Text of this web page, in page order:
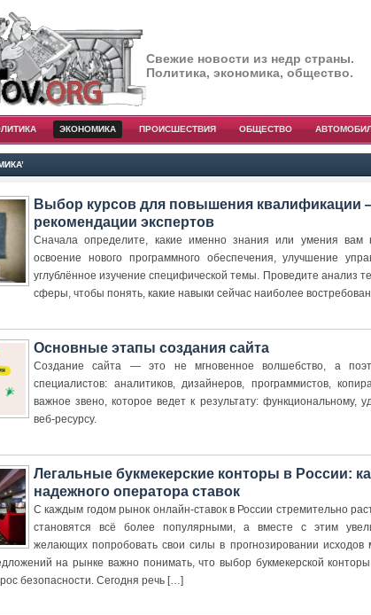
Свежие новости из недр страны.
Политика, экономика, общество.
ЭКОНОМИКА ПРОИСШЕСТВИЯ ОБЩЕСТВО
Выбор курсов для повышения квалификации
рекомендации экспертов
Сначала определите, какие именно знания или умения
освоение нового программного обеспечения, улучшение
углублённое изучение специфической темы. Проведите анализ
сферы, чтобы понять, какие навыки сейчас наиболее
Основные этапы создания сайта
Создание сайта — это не мгновенное волшебство, а
специалистов: аналитиков, дизайнеров, программистов,
важное звено, которое ведет к результату: функциональному,
веб-ресурсу.
Легальные букмекерские конторы в России:
надежного оператора ставок
С каждым годом рынок онлайн-ставок в России стремительно
становятся всё более популярными, а вместе с этим
желающих попробовать свои силы в прогнозировании исходов
на рынке важно понимать, что выбор букмекерской
безопасности. Сегодня речь […]